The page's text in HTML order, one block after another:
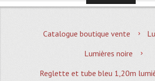
MAGASIN
Quoi De Neuf?
Promotions
Catalogue boutique vente
Lumières noire
Reglette et tube bleu 1,20m